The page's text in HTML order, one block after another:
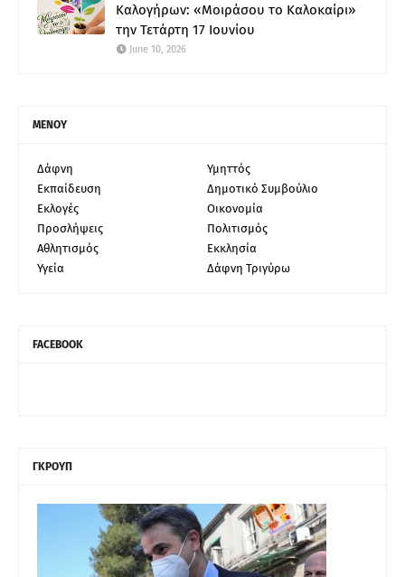
Καλογήρων: «Μοιράσου το Καλοκαίρι»
την Τετάρτη 17 Ιουνίου
June 10, 2026
ΜΕΝΟΥ
Δάφνη
Υμηττός
Εκπαίδευση
Δημοτικό Συμβούλιο
Εκλογές
Οικονομία
Προσλήψεις
Πολιτισμός
Αθλητισμός
Εκκλησία
Υγεία
Δάφνη Τριγύρω
FACEBOOK
ΓΚΡΟΥΠ